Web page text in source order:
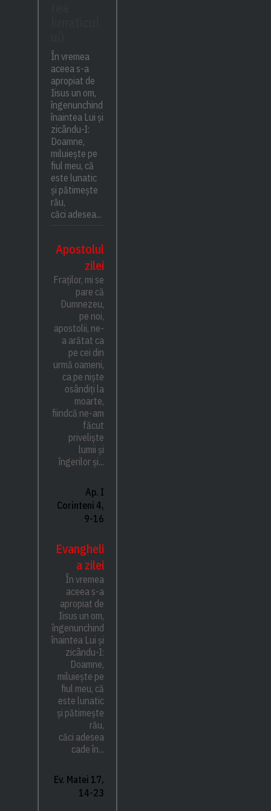
În vremea
aceea s-a
apropiat de
Iisus un om,
îngenunchind
înaintea Lui și
zicându-I:
Doamne,
miluiește pe
fiul meu, că
este lunatic
și pătimește
rău,
căci adesea...
Apostolul
zilei
Fraților, mi se
pare că
Dumnezeu,
pe noi,
apostolii, ne-
a arătat ca
pe cei din
urmă oameni,
ca pe niște
osândiți la
moarte,
fiindcă ne-am
făcut
priveliște
lumii și
îngerilor și...
Ap. I
Corinteni 4,
9-16
Evangheli
a zilei
În vremea
aceea s-a
apropiat de
Iisus un om,
îngenunchind
înaintea Lui și
zicându-I:
Doamne,
miluiește pe
fiul meu, că
este lunatic
și pătimește
rău,
căci adesea
cade în...
Ev. Matei 17,
14-23